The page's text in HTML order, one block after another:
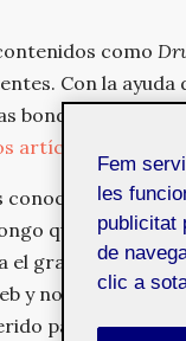
como
Con la
bondades de los
artículos
conocimientos
que estarás
el gran público, es
y no disponen
para
Fem
les
publicitat
de
clic a